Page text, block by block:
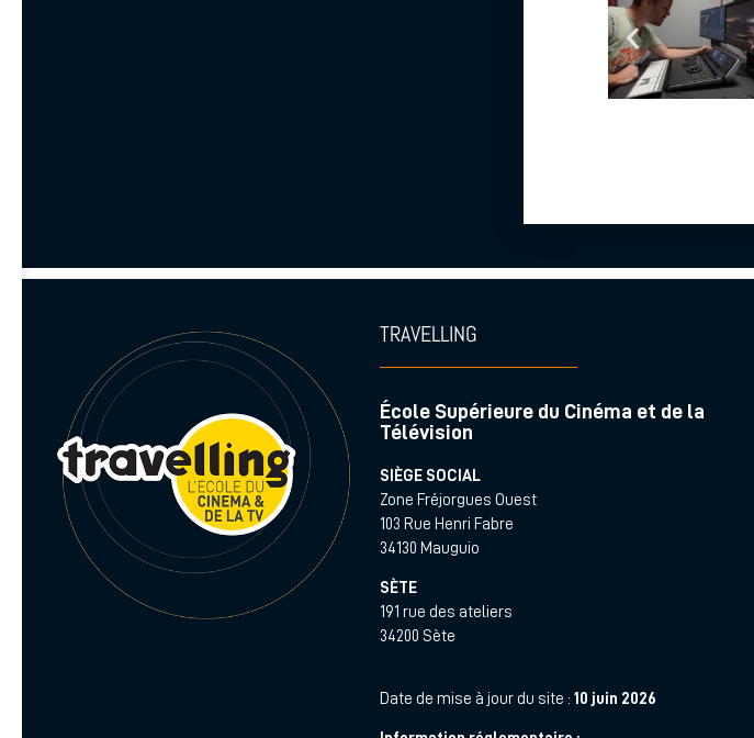
TRAVELLING
École Supérieure du Cinéma et de la
Télévision
SIÈGE SOCIAL
Zone Fréjorgues Ouest
103 Rue Henri Fabre
34130 Mauguio
SÈTE
191 rue des ateliers
34200 Sète
Date de mise à jour du site : 10 juin 2026